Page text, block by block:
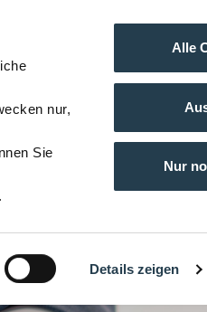
nur,
Sie
.
Details zeigen
Alle
Nur